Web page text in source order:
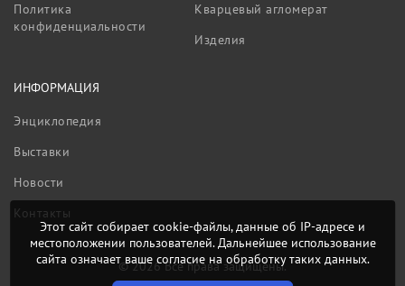
Политика
конфиденциальности
Кварцевый агломерат
Изделия
ИНФОРМАЦИЯ
Энциклопедия
Выставки
Новости
Контакты
© 2026 Все права защищены.
Этот сайт собирает cookie-файлы, данные об IP-адресе и
местоположении пользователей. Дальнейшее использование
сайта означает ваше согласие на обработку таких данных.